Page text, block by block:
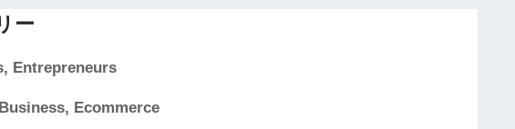
ー
Entrepreneurs
Ecommerce